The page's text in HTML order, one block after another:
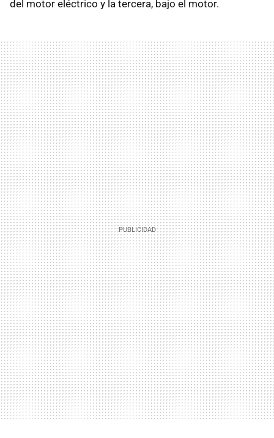
del motor eléctrico y la tercera, bajo el motor.